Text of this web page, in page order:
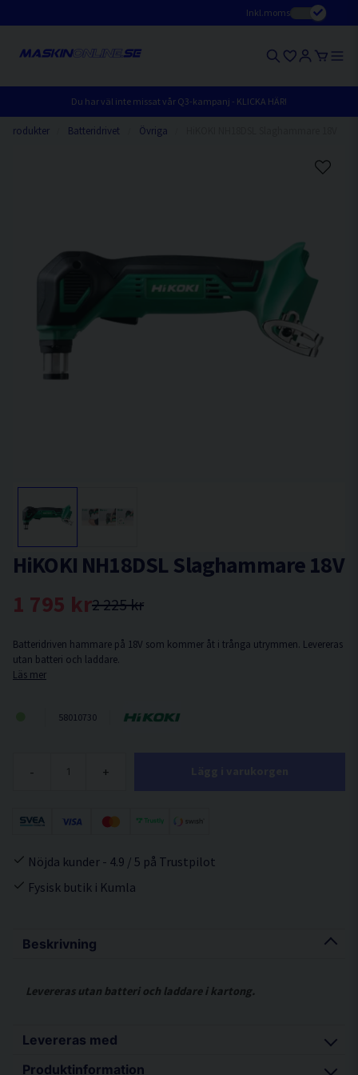
Inkl.moms
Du har väl inte missat vår Q3-kampanj - KLICKA HÄR!
Produkter Batteridrivet Övriga
Beskrivning
Levereras utan batteri och laddare i kartong.
Levereras med
Produktinformation
HiKOKI NH18DSL Slaghammare 18V
2 225 kr
1 795 kr
Batteridriven hammare på 18V som kommer åt i trånga utrymmen. Levereras
utan batteri och laddare.
Läs mer
58010730
- +
Nöjda kunder - 4.9 / 5 på Trustpilot
Fysisk butik i Kumla